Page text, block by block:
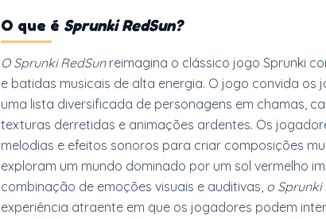
O que é Sprunki RedSun?
O Sprunki RedSunreimagina o clássico jogo Sprunki
e batidas musicais de alta energia. O jogo convida os
uma lista diversificada de personagens em chamas,
texturas derretidas e animações ardentes. Os
melodias e efeitos sonoros para criar composições
exploram um mundo dominado por um sol vermelho
combinação de emoções visuais e auditivas, o Sprunki
experiência atraente em que os jogadores podem